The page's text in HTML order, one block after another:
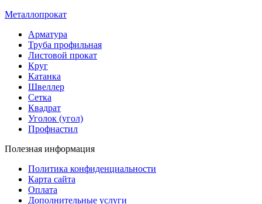
Металлопрокат
Арматура
Труба профильная
Листовой прокат
Круг
Катанка
Швеллер
Сетка
Квадрат
Уголок (угол)
Профнастил
Полезная информация
Политика конфиденциальности
Карта сайта
Оплата
Дополнительные услуги